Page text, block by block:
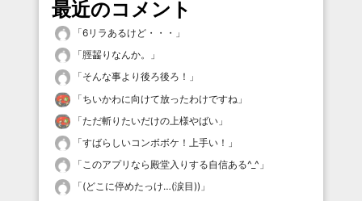
最近のコメント
「6リラあるけど・・・ 」
「脛齧りなんか。
」
「そんな事より後ろ後ろ！ 」
「ちいかわに向けて放ったわけですね 」
「ただ斬りたいだけの上様やばい 」
「すばらしいコンボボケ！上手い！ 」
「このアプリなら殿堂入りする自信ある^_^ 」
「(どこに停めたっけ…(涙目)) 」